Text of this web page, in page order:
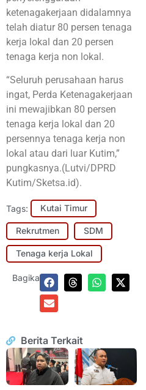
ketenagakerjaan didalamnya
telah diatur 80 persen tenaga
kerja lokal dan 20 persen
tenaga kerja non lokal.
“Seluruh perusahaan harus
ingat, Perda Ketenagakerjaan
ini mewajibkan 80 persen
tenaga kerja lokal dan 20
persennya tenaga kerja non
lokal atau dari luar Kutim,”
pungkasnya.(Lutvi/DPRD
Kutim/Sketsa.id).
Tags: Kutai Timur
Rekrutmen SDM
Tenaga kerja Lokal
Bagikan:
Berita Terkait